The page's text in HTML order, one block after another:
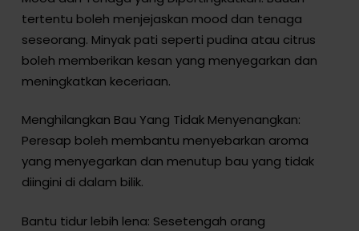
tertentu boleh menjejaskan mood dan tenaga
seseorang. Minyak pati seperti pudina atau citrus
boleh memberikan kesan yang menyegarkan dan
meningkatkan keceriaan.
Menghilangkan Bau Yang Tidak Menyenangkan:
Peresap boleh membantu menyebarkan aroma
yang menyegarkan dan menutup bau yang tidak
diingini di dalam bilik.
Bantu tidur lebih lena: Sesetengah orang